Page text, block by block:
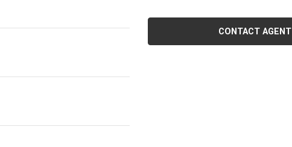
CONTACT AGENT